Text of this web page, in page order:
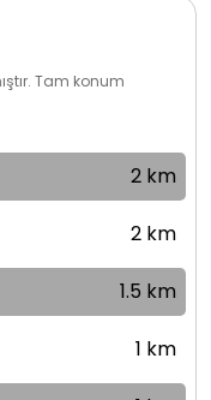
Tam konum
2 km
2 km
1.5 km
1 km